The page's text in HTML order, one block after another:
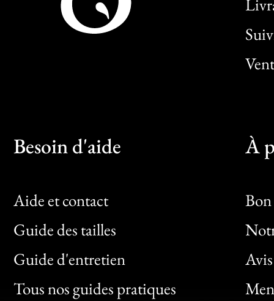
Besoin d'aide
Aide et contact
Guide des tailles
Guide d'entretien
Tous nos guides pratiques
À
Bon
Clic